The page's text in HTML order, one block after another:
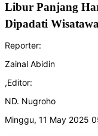
Libur Panjang
Dipadati
Reporter:
Zainal Abidin
,Editor:
ND. Nugroho
Minggu, 11 May 2025